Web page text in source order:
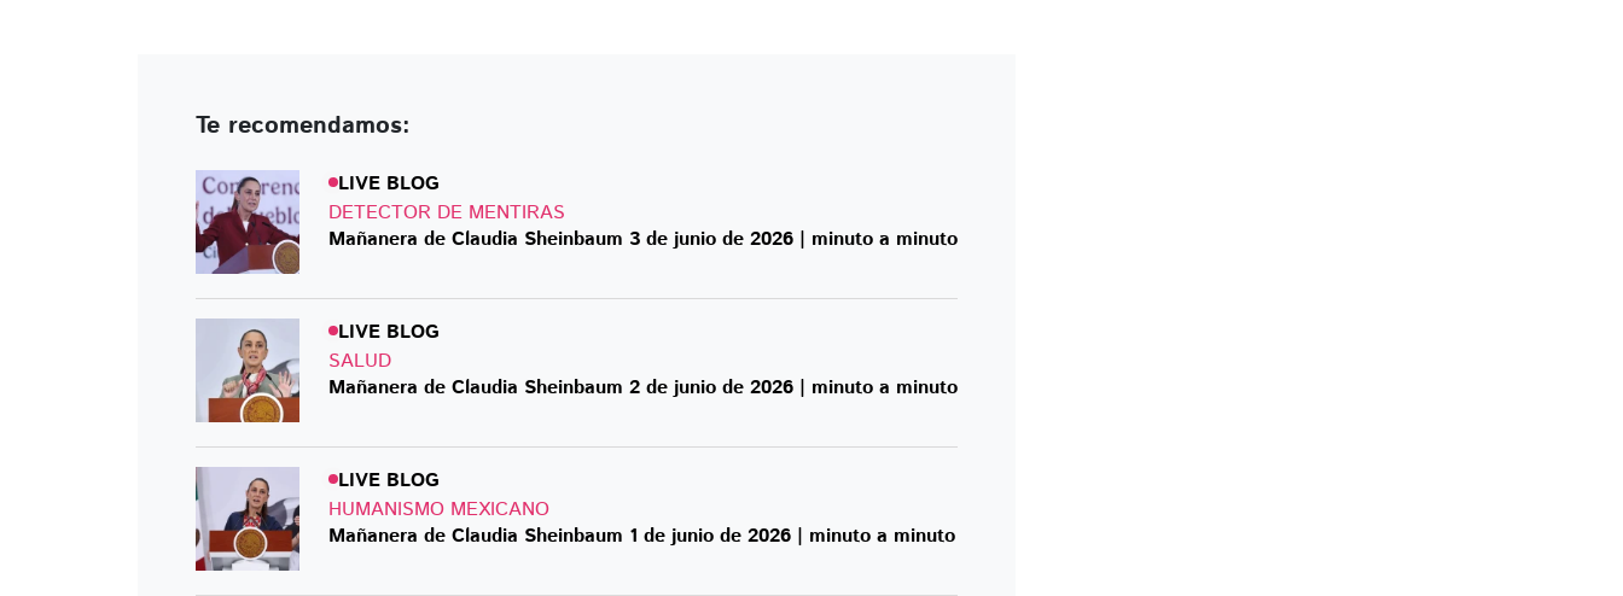
Te recomendamos:
LIVE BLOG
DETECTOR DE MENTIRAS
Mañanera de Claudia Sheinbaum 3 de junio de 2026 | minuto a minuto
LIVE BLOG
SALUD
Mañanera de Claudia Sheinbaum 2 de junio de 2026 | minuto a minuto
LIVE BLOG
HUMANISMO MEXICANO
Mañanera de Claudia Sheinbaum 1 de junio de 2026 | minuto a minuto